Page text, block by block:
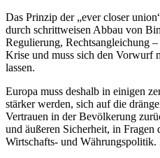
Das Prinzip der „ever closer
durch schrittweisen Abbau von
Regulierung, Rechtsangleichung
Krise und muss sich den Vorwurf
lassen.
Europa muss deshalb in einigen
stärker werden, sich auf die
Vertrauen in der Bevölkerung
und äußeren Sicherheit, in
Wirtschafts- und